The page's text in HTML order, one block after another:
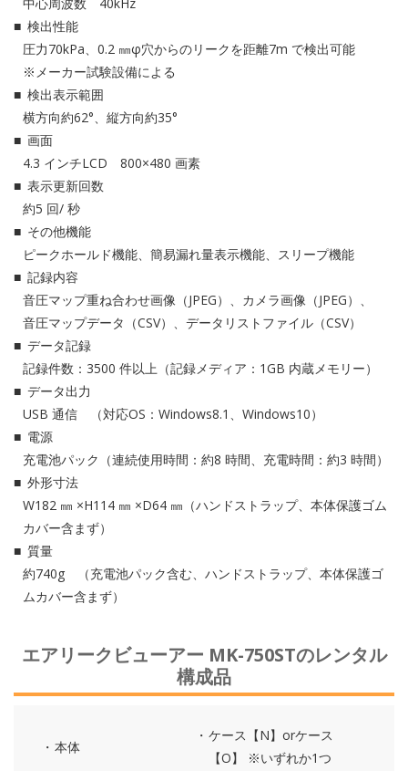
検出性能
圧力70kPa、0.2 ㎜φ穴からのリークを距離7m で検出可能
※メーカー試験設備による
検出表示範囲
横方向約62°、縦方向約35°
画面
4.3 インチLCD 800×480 画素
表示更新回数
約5 回/ 秒
その他機能
ピークホールド機能、簡易漏れ量表示機能、スリープ機能
記録内容
音圧マップ重ね合わせ画像（JPEG）、カメラ画像（JPEG）、
音圧マップデータ（CSV）、データリストファイル（CSV）
データ記録
記録件数：3500 件以上（記録メディア：1GB 内蔵メモリー）
データ出力
USB 通信 （対応OS：Windows8.1、Windows10）
電源
充電池パック（連続使用時間：約8 時間、充電時間：約3 時間）
外形寸法
W182 ㎜ ×H114 ㎜ ×D64 ㎜（ハンドストラップ、本体保護ゴム
カバー含まず）
質量
約740g （充電池パック含む、ハンドストラップ、本体保護ゴ
ムカバー含まず）
エアリークビューアー MK-750STのレンタル
構成品
本体
ケース【N】orケース
【O】 ※いずれか1つ